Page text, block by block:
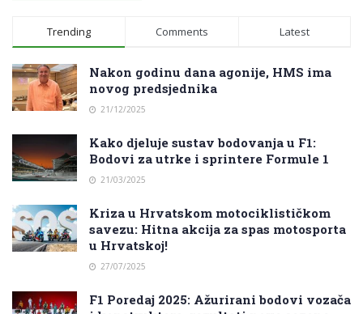
Trending Comments Latest
Nakon godinu dana agonije, HMS ima
novog predsjednika
21/12/2025
Kako djeluje sustav bodovanja u F1:
Bodovi za utrke i sprintere Formule 1
21/03/2025
Kriza u Hrvatskom motociklističkom
savezu: Hitna akcija za spas motosporta
u Hrvatskoj!
27/07/2025
F1 Poredaj 2025: Ažurirani bodovi vozača